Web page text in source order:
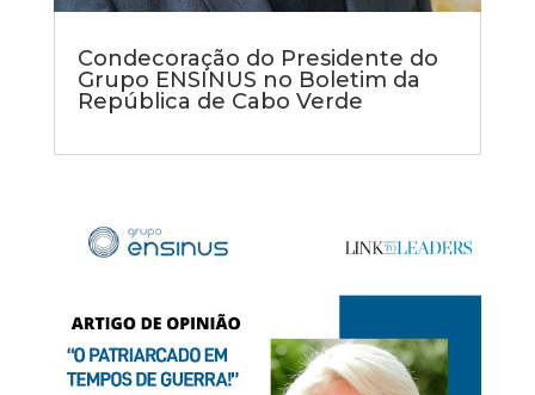
Condecoração do Presidente do
Grupo ENSINUS no Boletim da
República de Cabo Verde